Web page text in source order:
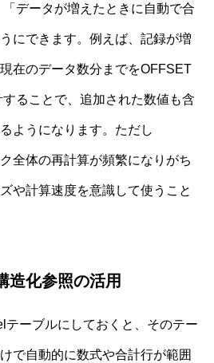
データが増えたときに自動で合
にできます。例えば、記録が増
在のデータ数分までをOFFSET
ることで、追加された数値も含
ようになります。ただし
全体の再計算が頻繁になりがち
や計算速度を意識して使うこと
造化参照の活用
テーブルにしておくと、そのテー
で自動的に数式や合計行が範囲